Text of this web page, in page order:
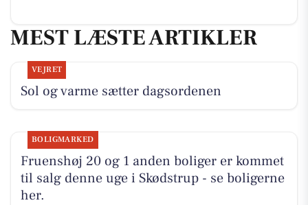
MEST LÆSTE ARTIKLER
VEJRET
Sol og varme sætter dagsordenen
BOLIGMARKED
Fruenshøj 20 og 1 anden boliger er kommet
til salg denne uge i Skødstrup - se boligerne
her.